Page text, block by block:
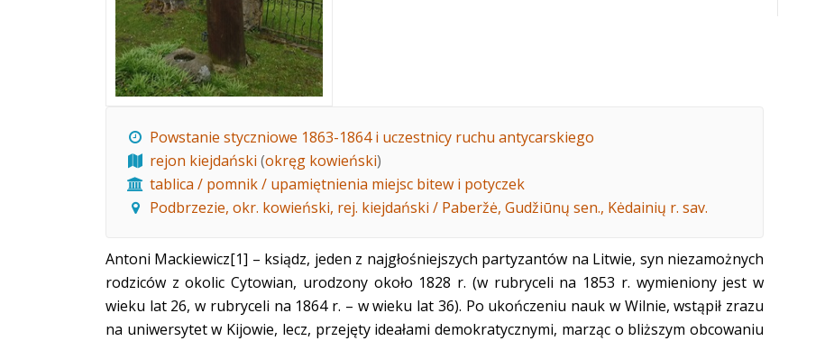
Powstanie styczniowe 1863-1864 i uczestnicy ruchu antycarskiego
rejon kiejdański (okręg kowieński)
tablica / pomnik / upamiętnienia miejsc bitew i potyczek
Podbrzezie, okr. kowieński, rej. kiejdański / Paberžė, Gudžiūnų sen., Kėdainių r. sav.
Antoni Mackiewicz[1] – ksiądz, jeden z najgłośniejszych partyzantów na Litwie, syn niezamożnych
rodziców z okolic Cytowian, urodzony około 1828 r. (w rubryceli na 1853 r. wymieniony jest w
wieku lat 26, w rubryceli na 1864 r. – w wieku lat 36). Po ukończeniu nauk w Wilnie, wstąpił zrazu
na uniwersytet w Kijowie, lecz, przejęty ideałami demokratycznymi, marząc o bliższym obcowaniu